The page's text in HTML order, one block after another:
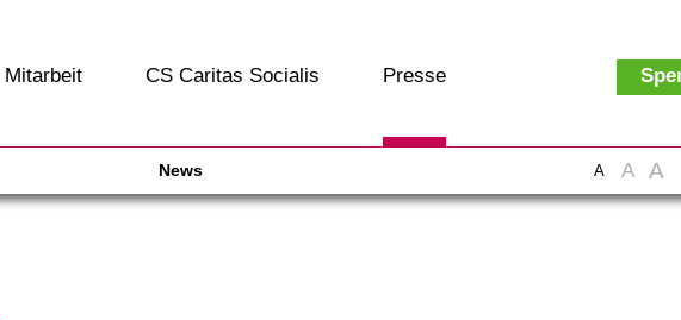
Mitarbeit CS Caritas Socialis Presse
A A A
News